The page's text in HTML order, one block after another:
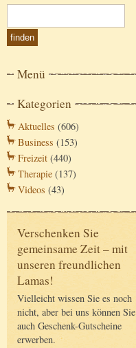
Menü
Kategorien
Aktuelles (606)
Business (153)
Freizeit (440)
Therapie (137)
Videos (43)
Verschenken Sie
gemeinsame Zeit – mit
unseren freundlichen
Lamas!
Vielleicht wissen Sie es noch
nicht, aber bei uns können Sie
auch Geschenk-Gutscheine
erwerben.